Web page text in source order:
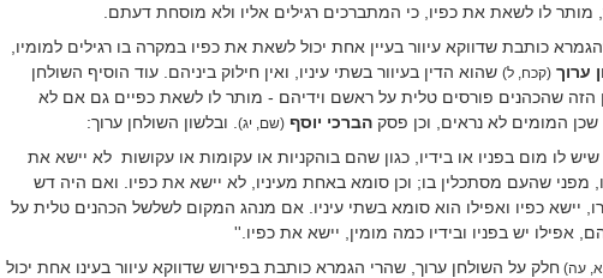
מותר לו לשאת את כפיו, כי המתברכים רגילים אליו ולא מוסחת דעתם.
כותבת שדווקא עיוור בעיין אחת יכול לשאת את כפיו במקרה בו רגילים למומיו,
ערוך (קכח, ל) שהוא הדין בעיוור בשתי עיניו, ואין חילוק ביניהם. עוד הוסיף השולחן
הזה שהכהנים פורסים טלית על ראשם וידיהם - מותר לו לשאת כפיים גם אם לא
שכן המומים לא נראים, וכן פסק הברכי יוסף (שם, יג) . ובלשון השולחן ערוך:
לו מום בפניו או בידיו, כגון שהם בוהקניות או עקומות או עקושות לא יישא את
מפני שהעם מסתכלין בו; וכן סומא באחת מעיניו, לא יישא את כפיו. ואם היה דש
יישא כפיו ואפילו הוא סומא בשתי עיניו. אם מנהג המקום לשלשל הכהנים טלית על
אפילו יש בפניו ובידיו כמה מומין, יישא את כפיו.''
עה) חלק על השולחן ערוך, שהרי הגמרא כותבת בפירוש שדווקא עיוור בעינו אחת יכול